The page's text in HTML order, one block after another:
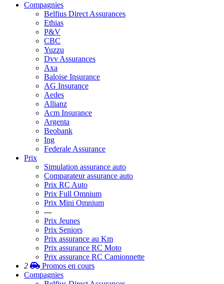
Compagnies
Belfius Direct Assurances
Ethias
P&V
CBC
Yuzzu
Dvv Assurances
Axa
Baloise Insurance
AG Insurance
Aedes
Allianz
Acm Insurance
Argenta
Beobank
Ing
Federale Assurance
Prix
Simulation assurance auto
Comparateur assurance auto
Prix RC Auto
Prix Full Omnium
Prix Mini Omnium
---
Prix Jeunes
Prix Seniors
Prix assurance au Km
Prix assurance RC Moto
Prix assurance RC Camionnette
2
Promos en cours
Compagnies